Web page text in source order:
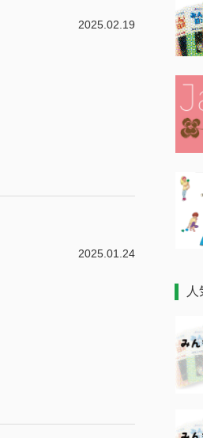
2025.02.19
2025.01.24